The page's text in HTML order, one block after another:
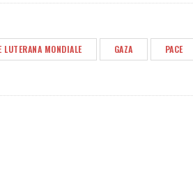
LUTERANA MONDIALE GAZA PACE